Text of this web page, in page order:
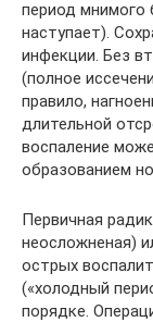
период мнимого
наступает).
инфекции. Без
(полное
правило,
длительной
воспаление
образованием
Первичная
неосложненая)
острых
(«холодный
порядке.